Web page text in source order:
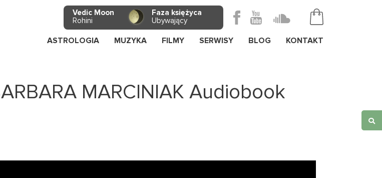
Vedic Moon
Rohini
Faza księżyca
Ubywający
ASTROLOGIA MUZYKA FILMY SERWISY BLOG KONTAKT
MARCINIAK Audiobook